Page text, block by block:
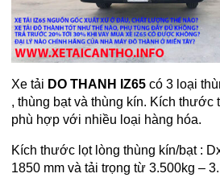
Xe tải DO THANH IZ65có 3 loại
, thùng bạt và thùng kín. Kích thước
phù hợp với nhiều loại hàng hóa.
Kích thước lọt lòng thùng kín/bạt :
1850 mm và tải trọng từ 3.500kg –